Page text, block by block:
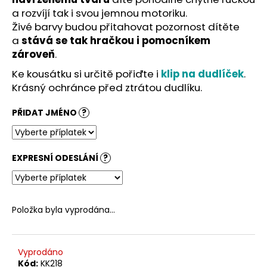
a rozvíjí tak i svou jemnou motoriku.
Živé barvy budou přitahovat pozornost dítěte
a stává se tak hračkou i pomocníkem
zároveň.
Ke kousátku si určitě pořiďte i klip na dudlíček.
Krásný ochránce před ztrátou dudlíku.
PŘIDAT JMÉNO ?
EXPRESNÍ ODESLÁNÍ ?
Položka byla vyprodána…
Vyprodáno
Kód: KK218
u
j
e
m
e